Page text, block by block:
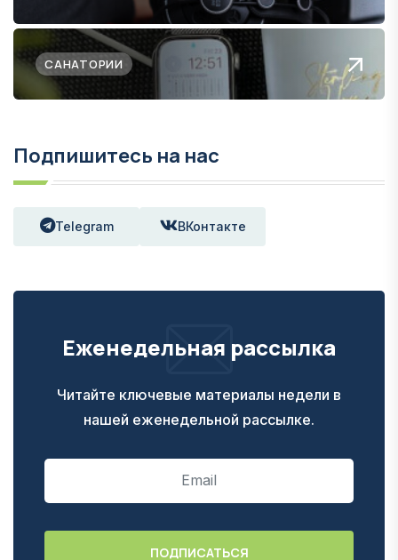
САНАТОРИИ
Подпишитесь на нас
Telegram ВКонтакте
Еженедельная рассылка
Читайте ключевые материалы недели в
нашей еженедельной рассылке.